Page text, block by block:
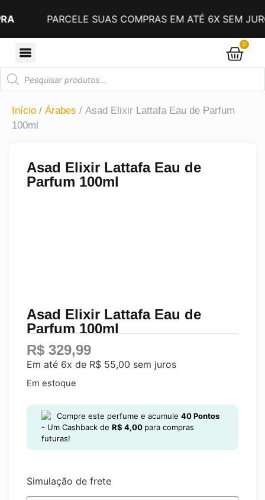
PARCELE SUAS COMPRAS EM ATÉ 6X SEM JUROS NO
0
Início / Árabes / Asad Elixir Lattafa Eau de Parfum
100ml
Asad Elixir Lattafa Eau de
Parfum 100ml
Asad Elixir Lattafa Eau de
Parfum 100ml
R$ 329,99
Em até 6x de R$ 55,00 sem juros
Em estoque
Compre este perfume e acumule 40Pontos
- Um Cashback de R$ 4,00 para compras
futuras!
Simulação de frete